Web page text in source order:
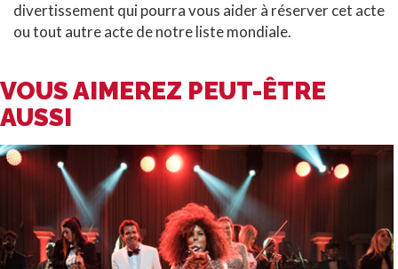
divertissement qui pourra vous aider à réserver cet acte
ou tout autre acte de notre liste mondiale.
VOUS AIMEREZ PEUT-ÊTRE
AUSSI